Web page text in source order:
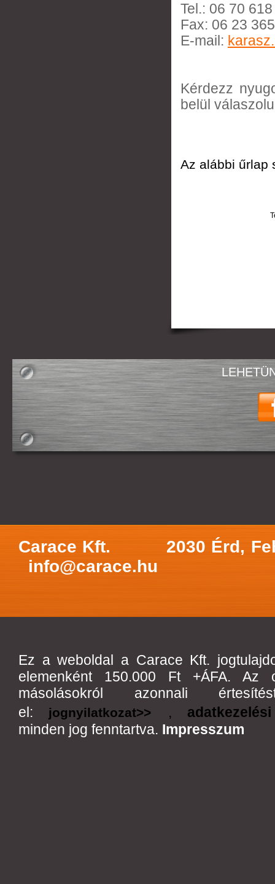
Tel.: 06 70
Fax: 06 23
E-mail:
Kérdezz
belül
Az alábbi űrlap
Carace Kft.
2030 Érd,
info@carace.hu
Ez a weboldal a Carace Kft.
elemenként 150.000 Ft +ÁFA. Az
másolásokról azonnali
el: jognyilatkozat>> ,
minden jog fenntartva. Impresszum